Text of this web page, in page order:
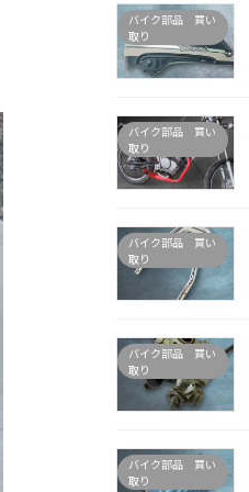
バイク部品 買い
取り
バイク部品 買い
取り
バイク部品 買い
取り
バイク部品 買い
取り
バイク部品 買い
取り